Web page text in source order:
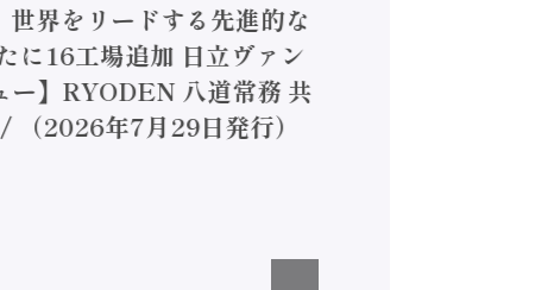
界をリードする先進的な
16工場追加 日立ヴァン
ー】RYODEN 八道常務 共
（2026年7月29日発行）